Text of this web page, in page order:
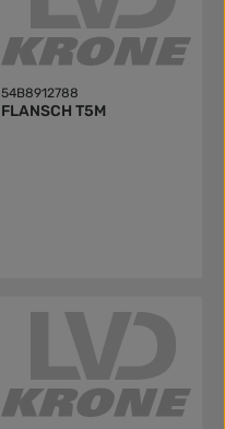
54B8912788
FLANSCH T5M